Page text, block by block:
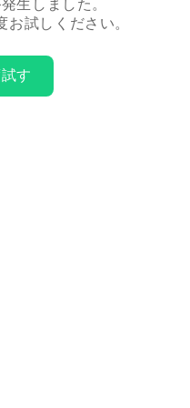
生しました。
お試しください。
す